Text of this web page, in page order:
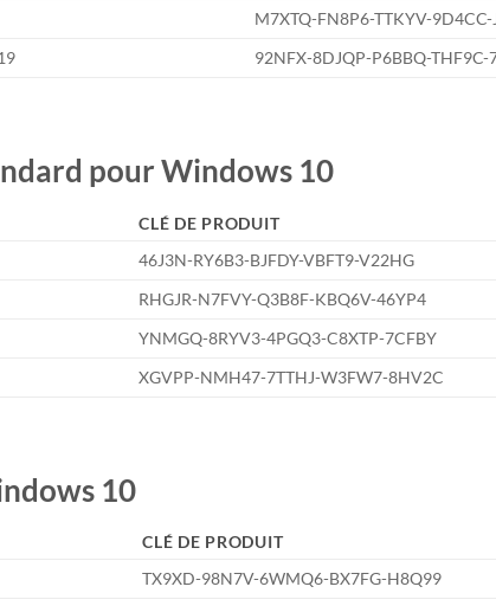
M7XTQ-FN8P6-TTKYV-
92NFX-8DJQP-P6BBQ-THF9C-
pour Windows 10
CLÉ DE PRODUIT
46J3N-RY6B3-BJFDY-VBFT9-V22HG
RHGJR-N7FVY-Q3B8F-KBQ6V-46YP4
YNMGQ-8RYV3-4PGQ3-C8XTP-7CFBY
XGVPP-NMH47-7TTHJ-W3FW7-8HV2C
10
CLÉ DE PRODUIT
TX9XD-98N7V-6WMQ6-BX7FG-H8Q99